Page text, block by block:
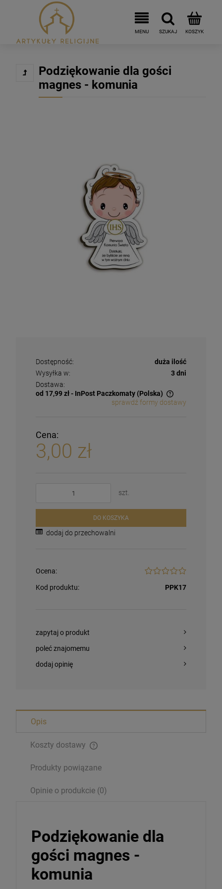
Podziękowanie dla gości
magnes - komunia
Dostępność:
duża ilość
Wysyłka w:
3 dni
Dostawa:
od 17,99 zł- InPost Paczkomaty (Polska)
sprawdź formy dostawy
Cena:
3,00 zł
szt.
DO KOSZYKA
dodaj do przechowalni
Ocena:
Kod produktu: PPK17
zapytaj o produkt
poleć znajomemu
dodaj opinię
Opis
Koszty dostawy
Produkty powiązane
Opinie o produkcie (0)
Podziękowanie dla
gości magnes -
komunia